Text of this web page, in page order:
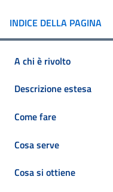
INDICE DELLA PAGINA
A chi è rivolto
Descrizione estesa
Come fare
Cosa serve
Cosa si ottiene